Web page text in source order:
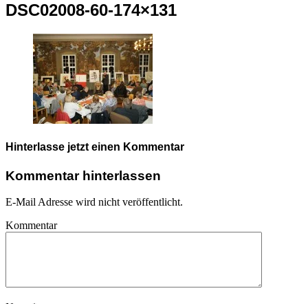
DSC02008-60-174×131
Hinterlasse jetzt einen Kommentar
Kommentar hinterlassen
E-Mail Adresse wird nicht veröffentlicht.
Kommentar